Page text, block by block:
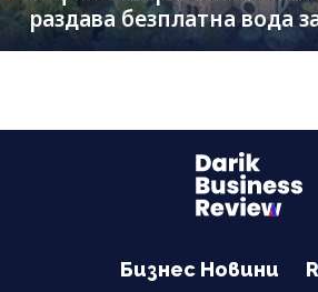
раздава безплатна вода
Бизнес Новини